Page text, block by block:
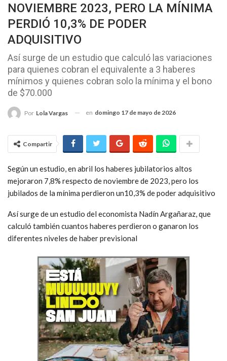
NOVIEMBRE 2023, PERO LA MÍNIMA
PERDIÓ 10,3% DE PODER
ADQUISITIVO
Así surge de un estudio que calculó las variaciones
para quienes cobran el equivalente a 3 haberes
mínimos y quienes cobran solo la mínima y el bono
de $70.000
Por Lola Vargas en domingo 17 de mayo de 2026
Compartir
Según un estudio, en abril los haberes jubilatorios altos
mejoraron 7,8% respecto de noviembre de 2023, pero los
jubilados de la mínima perdieron un10,3% de poder adquisitivo
Así surge de un estudio del economista Nadín Argañaraz, que
calculó también cuantos haberes perdieron o ganaron los
diferentes niveles de haber previsional